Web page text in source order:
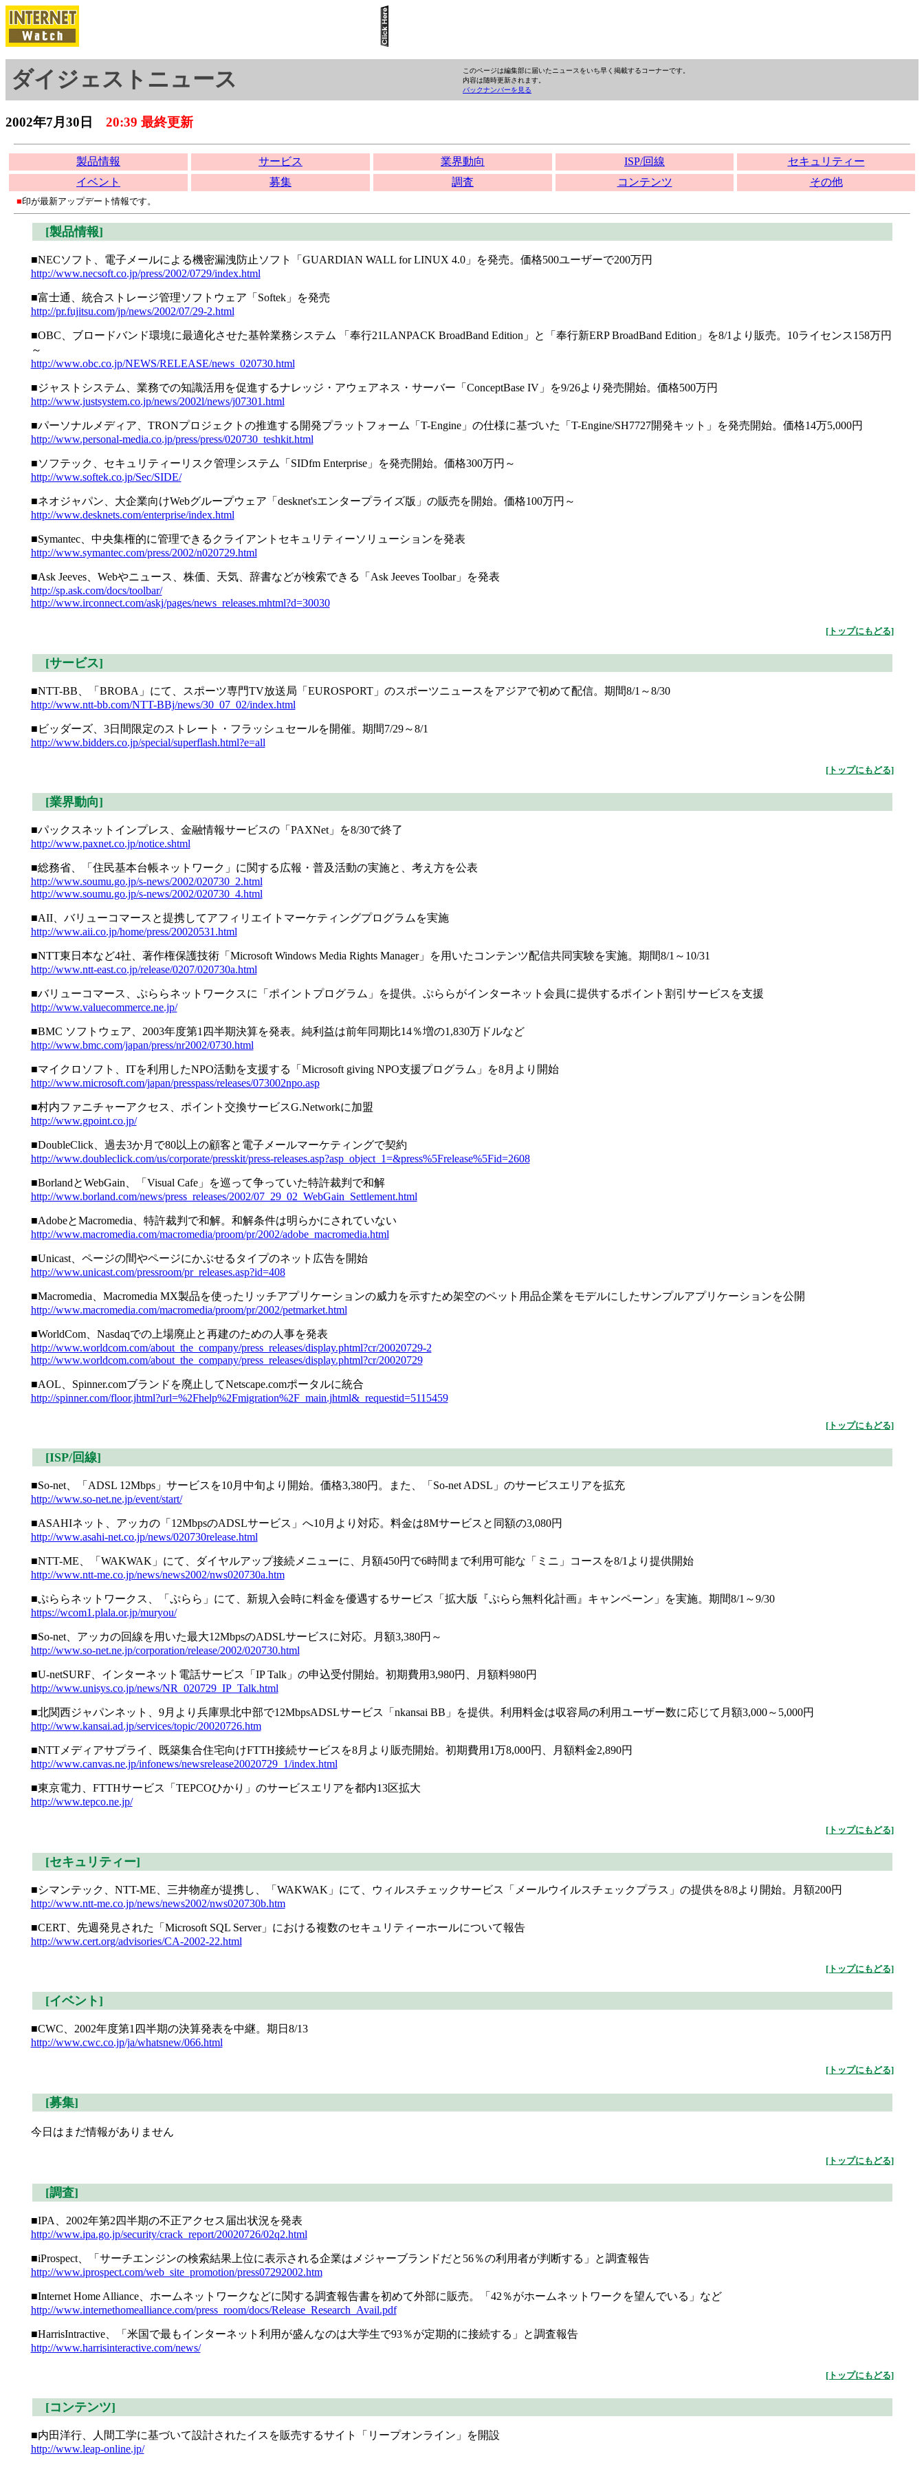
ダイジェストニュース
このページは編集部に届いたニュースをいち早く掲載するコーナーです。
内容は随時更新されます。
バックナンバーを見る
2002年7月30日 20:39 最終更新
製品情報 サービス 業界動向 ISP/回線
セキュリティー
イベント
募集 調査 コンテンツ その他
■印が最新アップデート情報です。
[製品情報]
■NECソフト、電子メールによる機密漏洩防止ソフト「GUARDIAN WALL for LINUX 4.0」を発売。価格500ユーザーで200万円
http://www.necsoft.co.jp/press/2002/0729/index.html
■富士通、統合ストレージ管理ソフトウェア「Softek」を発売
http://pr.fujitsu.com/jp/news/2002/07/29-2.html
■OBC、ブロードバンド環境に最適化させた基幹業務システム 「奉行21LANPACK BroadBand Edition」と「奉行新ERP BroadBand Edition」を8/1より販売。10ライセンス158万円
～
http://www.obc.co.jp/NEWS/RELEASE/news_020730.html
■ジャストシステム、業務での知識活用を促進するナレッジ・アウェアネス・サーバー「ConceptBase IV」を9/26より発売開始。価格500万円
http://www.justsystem.co.jp/news/2002l/news/j07301.html
■パーソナルメディア、TRONプロジェクトの推進する開発プラットフォーム「T-Engine」の仕様に基づいた「T-Engine/SH7727開発キット」を発売開始。価格14万5,000円
http://www.personal-media.co.jp/press/press/020730_teshkit.html
■ソフテック、セキュリティーリスク管理システム「SIDfm Enterprise」を発売開始。価格300万円～
http://www.softek.co.jp/Sec/SIDE/
■ネオジャパン、大企業向けWebグループウェア「desknet'sエンタープライズ版」の販売を開始。価格100万円～
http://www.desknets.com/enterprise/index.html
■Symantec、中央集権的に管理できるクライアントセキュリティーソリューションを発表
http://www.symantec.com/press/2002/n020729.html
■Ask Jeeves、Webやニュース、株価、天気、辞書などが検索できる「Ask Jeeves Toolbar」を発表
http://sp.ask.com/docs/toolbar/
http://www.irconnect.com/askj/pages/news_releases.mhtml?d=30030
[トップにもどる]
[サービス]
■NTT-BB、「BROBA」にて、スポーツ専門TV放送局「EUROSPORT」のスポーツニュースをアジアで初めて配信。期間8/1～8/30
http://www.ntt-bb.com/NTT-BBj/news/30_07_02/index.html
■ビッダーズ、3日間限定のストレート・フラッシュセールを開催。期間7/29～8/1
http://www.bidders.co.jp/special/superflash.html?e=all
[トップにもどる]
[業界動向]
■パックスネットインプレス、金融情報サービスの「PAXNet」を8/30で終了
http://www.paxnet.co.jp/notice.shtml
■総務省、「住民基本台帳ネットワーク」に関する広報・普及活動の実施と、考え方を公表
http://www.soumu.go.jp/s-news/2002/020730_2.html
http://www.soumu.go.jp/s-news/2002/020730_4.html
■AII、バリューコマースと提携してアフィリエイトマーケティングプログラムを実施
http://www.aii.co.jp/home/press/20020531.html
■NTT東日本など4社、著作権保護技術「Microsoft Windows Media Rights Manager」を用いたコンテンツ配信共同実験を実施。期間8/1～10/31
http://www.ntt-east.co.jp/release/0207/020730a.html
■バリューコマース、ぷららネットワークスに「ポイントプログラム」を提供。ぷららがインターネット会員に提供するポイント割引サービスを支援
http://www.valuecommerce.ne.jp/
■BMC ソフトウェア、2003年度第1四半期決算を発表。純利益は前年同期比14％増の1,830万ドルなど
http://www.bmc.com/japan/press/nr2002/0730.html
■マイクロソフト、ITを利用したNPO活動を支援する「Microsoft giving NPO支援プログラム」を8月より開始
http://www.microsoft.com/japan/presspass/releases/073002npo.asp
■村内ファニチャーアクセス、ポイント交換サービスG.Networkに加盟
http://www.gpoint.co.jp/
■DoubleClick、過去3か月で80以上の顧客と電子メールマーケティングで契約
http://www.doubleclick.com/us/corporate/presskit/press-releases.asp?asp_object_1=&press%5Frelease%5Fid=2608
■BorlandとWebGain、「Visual Cafe」を巡って争っていた特許裁判で和解
http://www.borland.com/news/press_releases/2002/07_29_02_WebGain_Settlement.html
■AdobeとMacromedia、特許裁判で和解。和解条件は明らかにされていない
http://www.macromedia.com/macromedia/proom/pr/2002/adobe_macromedia.html
■Unicast、ページの間やページにかぶせるタイプのネット広告を開始
http://www.unicast.com/pressroom/pr_releases.asp?id=408
■Macromedia、Macromedia MX製品を使ったリッチアプリケーションの威力を示すため架空のペット用品企業をモデルにしたサンプルアプリケーションを公開
http://www.macromedia.com/macromedia/proom/pr/2002/petmarket.html
■WorldCom、Nasdaqでの上場廃止と再建のための人事を発表
http://www.worldcom.com/about_the_company/press_releases/display.phtml?cr/20020729-2
http://www.worldcom.com/about_the_company/press_releases/display.phtml?cr/20020729
■AOL、Spinner.comブランドを廃止してNetscape.comポータルに統合
http://spinner.com/floor.jhtml?url=%2Fhelp%2Fmigration%2F_main.jhtml&_requestid=5115459
[トップにもどる]
[ISP/回線]
■So-net、「ADSL 12Mbps」サービスを10月中旬より開始。価格3,380円。また、「So-net ADSL」のサービスエリアを拡充
http://www.so-net.ne.jp/event/start/
■ASAHIネット、アッカの「12MbpsのADSLサービス」へ10月より対応。料金は8Mサービスと同額の3,080円
http://www.asahi-net.co.jp/news/020730release.html
■NTT-ME、「WAKWAK」にて、ダイヤルアップ接続メニューに、月額450円で6時間まで利用可能な「ミニ」コースを8/1より提供開始
http://www.ntt-me.co.jp/news/news2002/nws020730a.htm
■ぷららネットワークス、「ぷらら」にて、新規入会時に料金を優遇するサービス「拡大版『ぷらら無料化計画』キャンペーン」を実施。期間8/1～9/30
https://wcom1.plala.or.jp/muryou/
■So-net、アッカの回線を用いた最大12MbpsのADSLサービスに対応。月額3,380円～
http://www.so-net.ne.jp/corporation/release/2002/020730.html
■U-netSURF、インターネット電話サービス「IP Talk」の申込受付開始。初期費用3,980円、月額料980円
http://www.unisys.co.jp/news/NR_020729_IP_Talk.html
■北関西ジャパンネット、9月より兵庫県北中部で12MbpsADSLサービス「nkansai BB」を提供。利用料金は収容局の利用ユーザー数に応じて月額3,000～5,000円
http://www.kansai.ad.jp/services/topic/20020726.htm
■NTTメディアサプライ、既築集合住宅向けFTTH接続サービスを8月より販売開始。初期費用1万8,000円、月額料金2,890円
http://www.canvas.ne.jp/infonews/newsrelease20020729_1/index.html
■東京電力、FTTHサービス「TEPCOひかり」のサービスエリアを都内13区拡大
http://www.tepco.ne.jp/
[トップにもどる]
[セキュリティー]
■シマンテック、NTT-ME、三井物産が提携し、「WAKWAK」にて、ウィルスチェックサービス「メールウイルスチェックプラス」の提供を8/8より開始。月額200円
http://www.ntt-me.co.jp/news/news2002/nws020730b.htm
■CERT、先週発見された「Microsoft SQL Server」における複数のセキュリティーホールについて報告
http://www.cert.org/advisories/CA-2002-22.html
[トップにもどる]
[イベント]
■CWC、2002年度第1四半期の決算発表を中継。期日8/13
http://www.cwc.co.jp/ja/whatsnew/066.html
[トップにもどる]
[募集]
今日はまだ情報がありません
[トップにもどる]
[調査]
■IPA、2002年第2四半期の不正アクセス届出状況を発表
http://www.ipa.go.jp/security/crack_report/20020726/02q2.html
■iProspect、「サーチエンジンの検索結果上位に表示される企業はメジャーブランドだと56％の利用者が判断する」と調査報告
http://www.iprospect.com/web_site_promotion/press07292002.htm
■Internet Home Alliance、ホームネットワークなどに関する調査報告書を初めて外部に販売。「42％がホームネットワークを望んでいる」など
http://www.internethomealliance.com/press_room/docs/Release_Research_Avail.pdf
■HarrisIntractive、「米国で最もインターネット利用が盛んなのは大学生で93％が定期的に接続する」と調査報告
http://www.harrisinteractive.com/news/
[トップにもどる]
[コンテンツ]
■内田洋行、人間工学に基づいて設計されたイスを販売するサイト「リープオンライン」を開設
http://www.leap-online.jp/